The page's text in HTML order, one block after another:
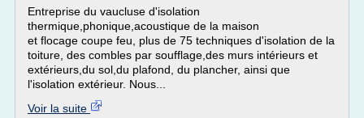
Entreprise du vaucluse d'isolation
thermique,phonique,acoustique de la maison
et flocage coupe feu, plus de 75 techniques d'isolation de la
toiture, des combles par soufflage,des murs intérieurs et
extérieurs,du sol,du plafond, du plancher, ainsi que
l'isolation extérieur. Nous...
Voir la suite